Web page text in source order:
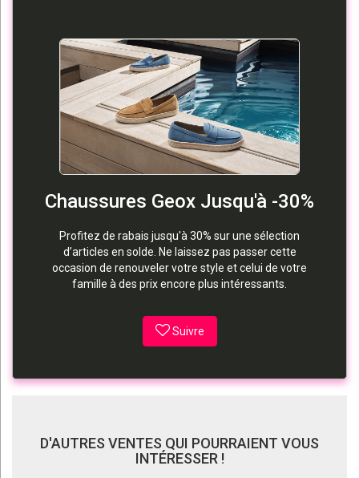
Chaussures Geox Jusqu'à -30%
Profitez de rabais jusqu'à 30% sur une sélection
d’articles en solde. Ne laissez pas passer cette
occasion de renouveler votre style et celui de votre
famille à des prix encore plus intéressants.
Suivre
D'AUTRES VENTES QUI POURRAIENT VOUS
INTÉRESSER !